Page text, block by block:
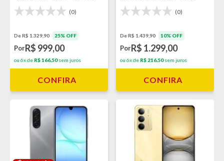
4GB RAM - Cinza
(0)
De R$ 1.329,90 25% OFF
PorR$ 999,00
ou 6x de R$ 166,50sem juros
CONFIRA
(0)
De R$ 1.439,90 10% OFF
PorR$ 1.299,00
ou 6x de R$ 216,50sem juros
CONFIRA